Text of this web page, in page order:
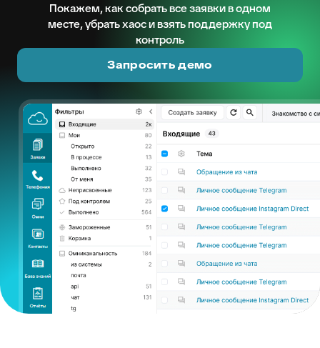
Покажем, как собрать все заявки в одном
месте, убрать хаос и взять поддержку под
контроль
Запросить демо